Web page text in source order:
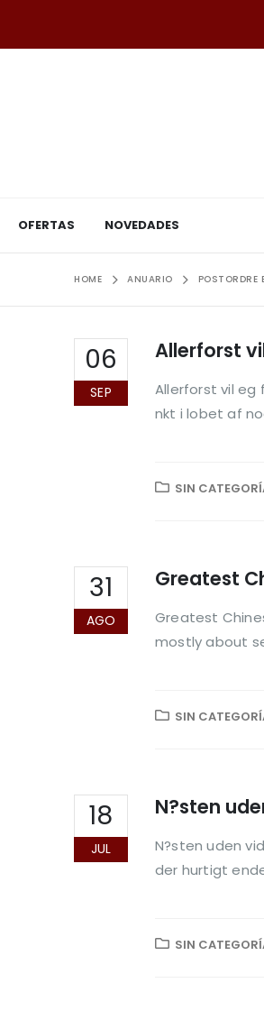
OFERTAS NOVEDADES
HOME ANUARIO POSTORDRE
06
SEP
Allerforst
Allerforst vil eg
nkt i lobet af
SIN
31
AGO
Greatest
Greatest
mostly about
SIN
18
JUL
N?sten
N?sten uden
der hurtigt
SIN